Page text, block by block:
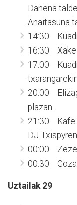
Danena
Anaitasuna
14:30
16:30 Xake
17:00
20:00
plazan.
21:30 Kafe
DJ
00:00
00:30
Uztailak 29